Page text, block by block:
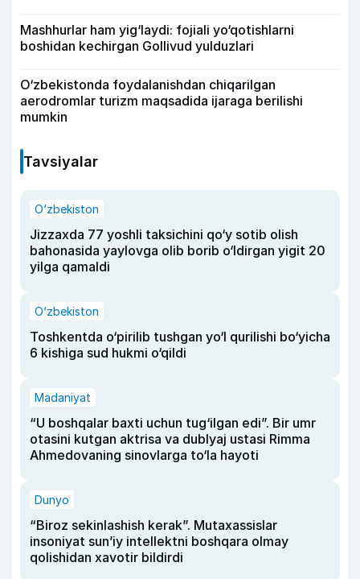
Mashhurlar ham yig‘laydi: fojiali yo‘qotishlarni
boshidan kechirgan Gollivud yulduzlari
O‘zbekistonda foydalanishdan chiqarilgan
aerodromlar turizm maqsadida ijaraga berilishi
mumkin
Tavsiyalar
O‘zbekiston
Jizzaxda 77 yoshli taksichini qo‘y sotib olish
bahonasida yaylovga olib borib o‘ldirgan yigit 20
yilga qamaldi
O‘zbekiston
Toshkentda o‘pirilib tushgan yo‘l qurilishi bo‘yicha
6 kishiga sud hukmi o‘qildi
Madaniyat
“U boshqalar baxti uchun tug‘ilgan edi”. Bir umr
otasini kutgan aktrisa va dublyaj ustasi Rimma
Ahmedovaning sinovlarga to‘la hayoti
Dunyo
“Biroz sekinlashish kerak”. Mutaxassislar
insoniyat sun’iy intellektni boshqara olmay
qolishidan xavotir bildirdi